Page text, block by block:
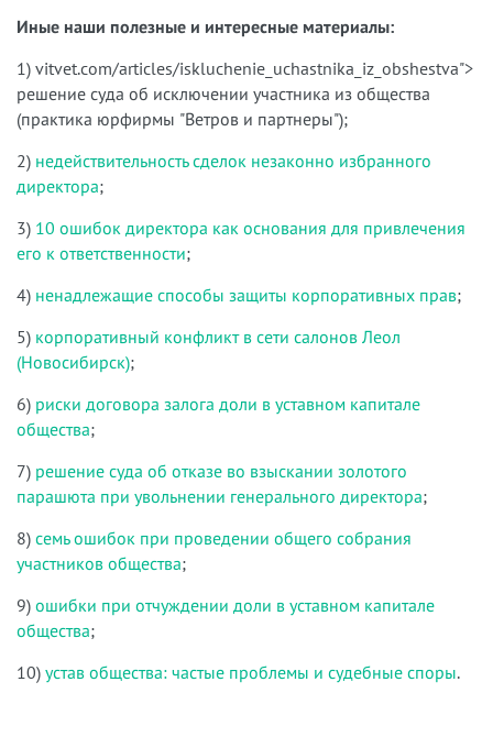
Иные наши полезные и интересные материалы:
1) vitvet.com/articles/iskluchenie_uchastnika_iz_obshestva">
решение суда об исключении участника из общества
(практика юрфирмы "Ветров и партнеры");
2) недействительность сделок незаконно избранного
директора;
3) 10 ошибок директора как основания для привлечения
его к ответственности;
4) ненадлежащие способы защиты корпоративных прав;
5) корпоративный конфликт в сети салонов Леол
(Новосибирск);
6) риски договора залога доли в уставном капитале
общества;
7) решение суда об отказе во взыскании золотого
парашюта при увольнении генерального директора;
8) семь ошибок при проведении общего собрания
участников общества;
9) ошибки при отчуждении доли в уставном капитале
общества;
10) устав общества: частые проблемы и судебные споры.